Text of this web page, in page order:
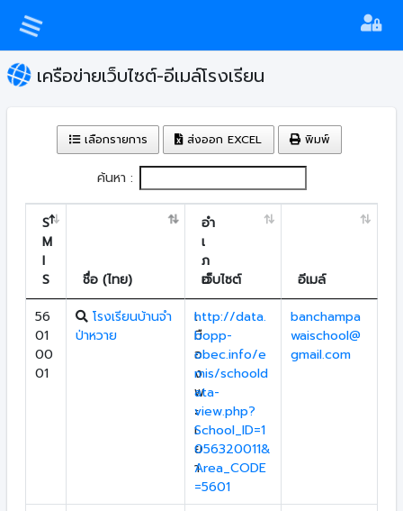
เครือข่ายเว็บไซต์-อีเมล์โรงเรียน
เลือกรายการ ส่งออก EXCEL พิมพ์
ค้นหา :
S
M
I
S
ชื่อ (ไทย)
อำ
เ
ภ
อ
เว็บไซต์
อีเมล์
56
01
00
01
โรงเรียนบ้านจำ
ป่าหวาย
เ
มื
อ
ง
พ
ะ
เ
ย
า
http://data.
bopp-
obec.info/e
mis/schoold
ata-
view.php?
School_ID=1
056320011&
Area_CODE
=5601
banchampa
waischool@
gmail.com